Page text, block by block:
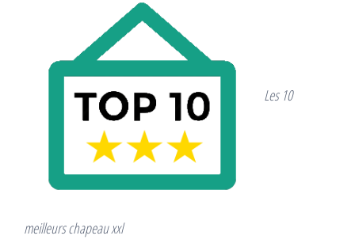
Les 10
meilleurs chapeau xxl